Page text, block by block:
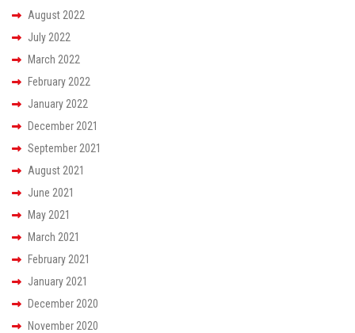
August 2022
July 2022
March 2022
February 2022
January 2022
December 2021
September 2021
August 2021
June 2021
May 2021
March 2021
February 2021
January 2021
December 2020
November 2020